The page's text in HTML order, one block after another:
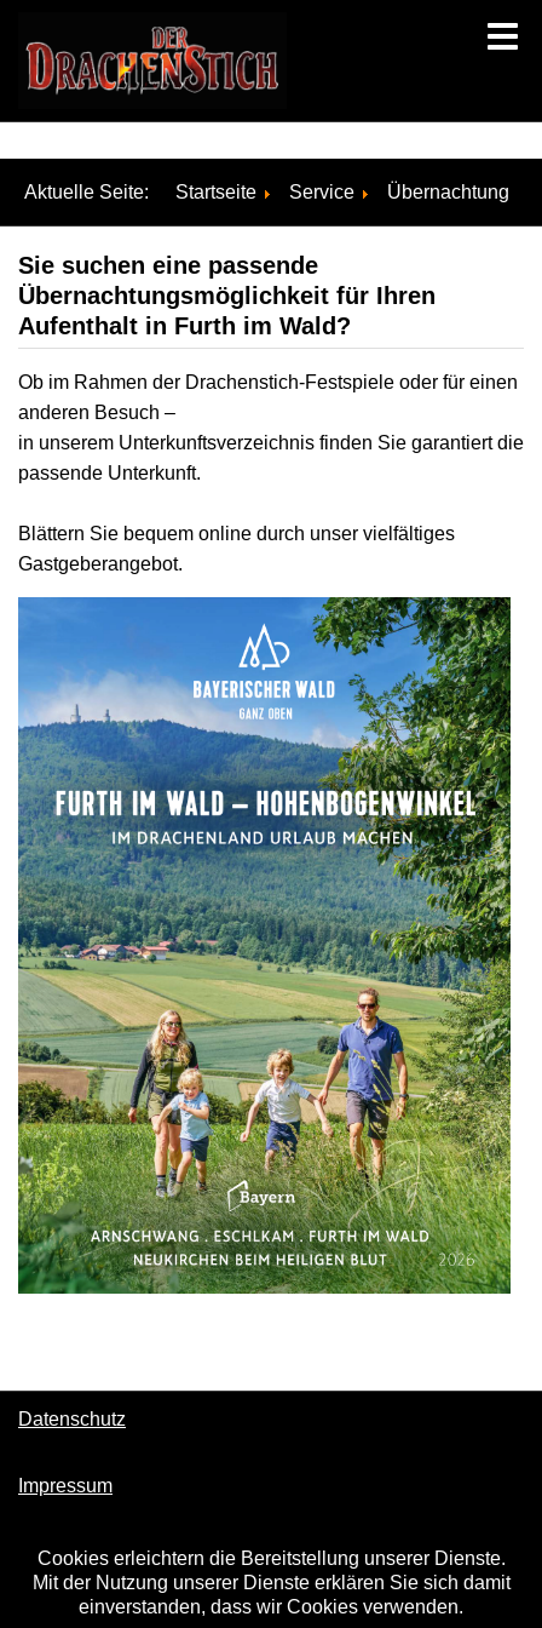
Aktuelle Seite: Startseite Service Übernachtung
Sie suchen eine passende
Übernachtungsmöglichkeit für Ihren
Aufenthalt in Furth im Wald?
Ob im Rahmen der Drachenstich-Festspiele oder für einen
anderen Besuch –
in unserem Unterkunftsverzeichnis finden Sie garantiert die
passende Unterkunft.
Blättern Sie bequem online durch unser vielfältiges
Gastgeberangebot.
Datenschutz
Impressum
Cookies erleichtern die Bereitstellung unserer Dienste.
Mit der Nutzung unserer Dienste erklären Sie sich damit
einverstanden, dass wir Cookies verwenden.